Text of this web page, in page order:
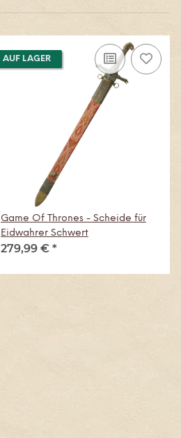
AUF LAGER
Game Of Thrones - Scheide für
Eidwahrer Schwert
279,99 € *